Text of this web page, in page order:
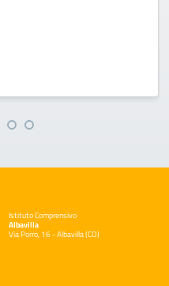
Istituto Comprensivo
Albavilla
Via Porro, 16 - Albavilla (CO)
— Visita la pagina iniziale della scuola